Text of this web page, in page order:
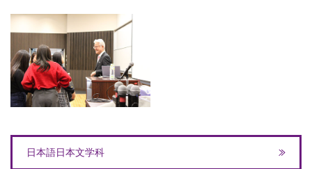
日本語日本文学科